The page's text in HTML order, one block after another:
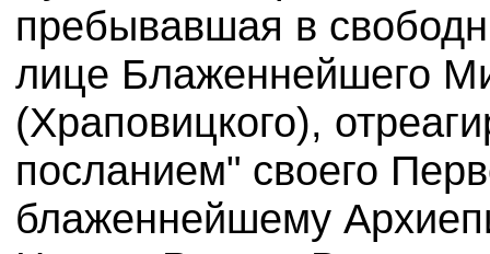
пребывавшая в
лице Блаженнейшего
(Храповицкого),
посланием" своего
блаженнейшему